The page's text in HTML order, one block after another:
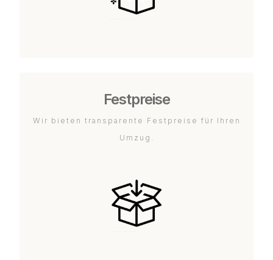
Festpreise
Wir bieten transparente Festpreise für Ihren
Umzug.